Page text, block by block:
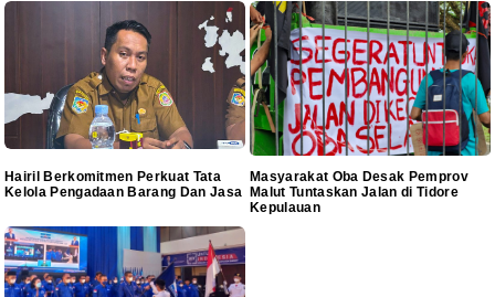
Hairil Berkomitmen Perkuat Tata
Kelola Pengadaan Barang Dan Jasa
Masyarakat Oba Desak Pemprov
Malut Tuntaskan Jalan di Tidore
Kepulauan